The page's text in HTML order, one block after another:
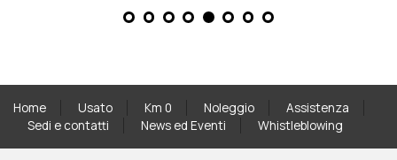
Home Usato Km 0 Noleggio
Assistenza
Sedi e contatti
News ed Eventi Whistleblowing